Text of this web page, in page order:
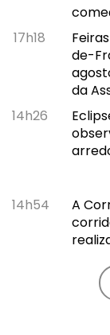
17h18
de-
da
14h26
14h54
A